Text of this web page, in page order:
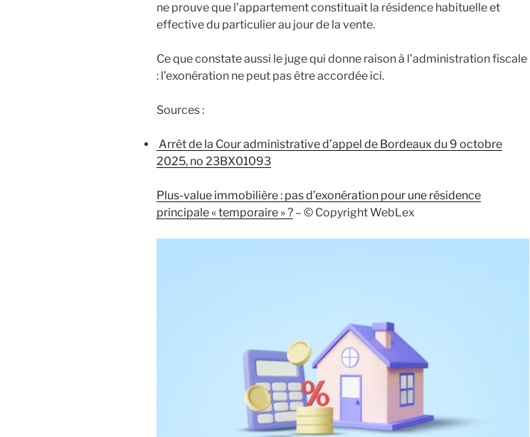
ne prouve que l’appartement constituait la résidence habituelle et
effective du particulier au jour de la vente.
Ce que constate aussi le juge qui donne raison à l’administration fiscale
: l’exonération ne peut pas être accordée ici.
Sources :
Arrêt de la Cour administrative d’appel de Bordeaux du 9 octobre
2025, no 23BX01093
Plus-value immobilière : pas d’exonération pour une résidence
principale « temporaire » ? – © Copyright WebLex